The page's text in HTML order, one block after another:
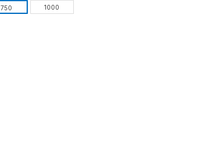
750 1000